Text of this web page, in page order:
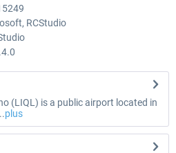
RCStudio
(LIQL) is a public airport located in
plus